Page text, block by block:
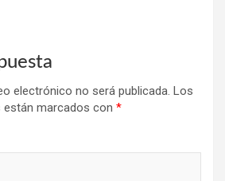
electrónico no será publicada. Los
marcados con *